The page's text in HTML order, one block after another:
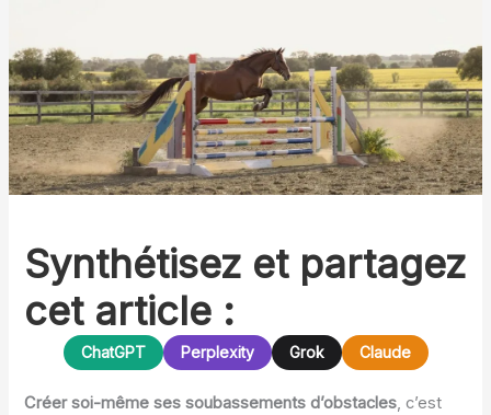
Synthétisez et partagez
cet article :
ChatGPT Perplexity Grok Claude
Créer soi-même ses soubassements d’obstacles, c’est